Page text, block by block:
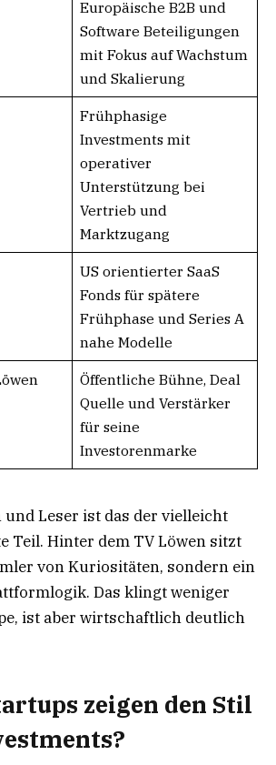
Europäische B2B und
Software Beteiligungen
mit Fokus auf Wachstum
und Skalierung
Frühphasige
Investments mit
operativer
Unterstützung bei
Vertrieb und
Marktzugang
US orientierter SaaS
Fonds für spätere
Frühphase und Series A
nahe Modelle
Öffentliche Bühne, Deal
Quelle und Verstärker
für seine
Investorenmarke
Leser ist das der vielleicht
Teil. Hinter dem TV Löwen sitzt
von Kuriositäten, sondern ein
Das klingt weniger
ist aber wirtschaftlich deutlich
zeigen den Stil